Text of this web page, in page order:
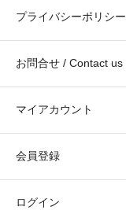
プライバシーポリシー
お問合せ / Contact us
マイアカウント
会員登録
ログイン